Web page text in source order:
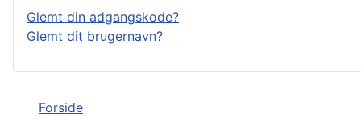
Forside
Glemt din adgangskode?
Glemt dit brugernavn?